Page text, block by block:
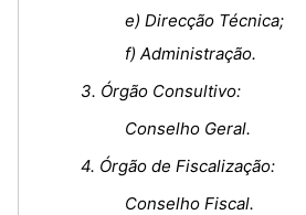
e) Direcção Técnica;
f) Administração.
3. Órgão Consultivo:
Conselho Geral.
4. Órgão de Fiscalização:
Conselho Fiscal.